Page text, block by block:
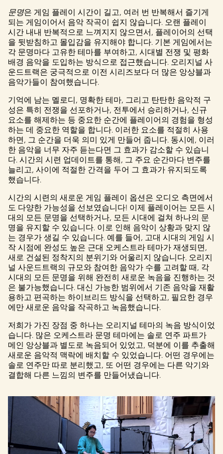
문명은 게임 플레이 시간이 길고, 여러 번 반복해서 즐기게
되는 게임이어서 음악 작곡이 쉽지 않습니다. 오랜 플레이
시간 내내 반복적으로 느껴지지 않으면서, 플레이어의 선택
을 뒷받침하고 몰입감을 유지해야 합니다. 기본 게임에서는
각 문명마다 고유한 테마를 부여하고, 시대별 전쟁 및 평화
배경 음악을 도입하는 방식으로 접근했습니다. 오리지널 사
운드트랙은 궁극적으로 이전 시리즈보다 더 많은 앙상블과
음악가들이 참여했습니다.
기억에 남는 멜로디, 명확한 테마, 그리고 탄탄한 음악적 구
성은 특히 전쟁을 선포하거나, 전투에서 승리하거나, 신규
요소를 해제하는 등 중요한 순간에 플레이어의 경험을 형성
하는 데 중요한 역할을 합니다. 이러한 요소를 적절히 사용
하면, 그 순간을 더욱 의미 있게 만들어 줍니다. 동시에, 이러
한 음악을 너무 자주 듣는다면 그 효과가 감소할 수 있습니
다. 시간의 시련 업데이트를 통해, 그 주요 순간마다 변주를
늘리고, 사이에 적절한 간격을 두어 그 효과가 유지되도록
했습니다.
시간의 시련의 새로운 게임 플레이 옵션은 오디오 측면에서
도 다양한 가능성을 선보였습니다! 이제 플레이어는 모든 시
대의 모든 문명을 선택하거나, 모든 시대에 걸쳐 하나의 문
명을 유지할 수 있습니다. 이로 인해 음악이 상황과 맞지 않
는 경우가 생길 수 있습니다. 예를 들어, 고대 시대의 게임 시
작 시점에 완성도 높은 근대 오케스트라 테마가 재생되면,
새로 건설된 정착지의 분위기와 어울리지 않습니다. 오리지
널 사운드트랙의 규모와 참여한 음악가 수를 고려할 때, 각
시대의 모든 문명을 위해 완전히 새로운 녹음을 진행하는 것
은 불가능했습니다. 대신 가능한 범위에서 기존 음악을 재활
용하고 편곡하는 하이브리드 방식을 선택하고, 필요한 경우
에만 새로운 음악을 작곡하고 녹음했습니다.
저희가 가진 장점 중 하나는 오리지널 테마의 녹음 방식이었
습니다. 많은 오케스트라 문명 테마에는 솔로 연주 파트가
메인 앙상블과 별도로 녹음되어 있었고, 덕분에 이를 추출해
새로운 음악적 맥락에 배치할 수 있었습니다. 어떤 경우에는
솔로 연주만 따로 분리했고, 또 어떤 경우에는 다른 악기와
결합해 다른 느낌의 변주를 만들어냈습니다.